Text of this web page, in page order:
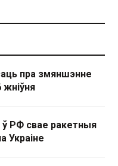
пра змяншэнне
жніўня
ў РФ свае ракетныя
Украіне